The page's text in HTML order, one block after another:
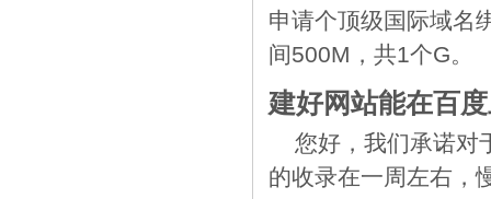
申请个顶级国际域名
间500M，共1个G。
建好网站能在百
您好，我们承诺对
的收录在一周左右，